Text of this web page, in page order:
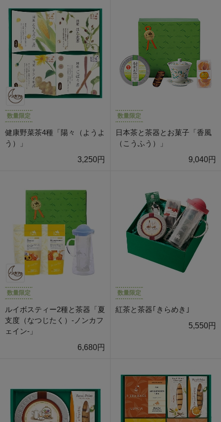
数量限定
健康野菜茶4種「陽々（ようよ
う）」
3,250円
数量限定
日本茶と茶器とお菓子「香風
（こうふう）」
9,040円
数量限定
ルイボスティー2種と茶器「夏
支度（なつじたく）-ノンカフ
ェイン-」
6,680円
数量限定
紅茶と茶器｢きらめき｣
5,550円